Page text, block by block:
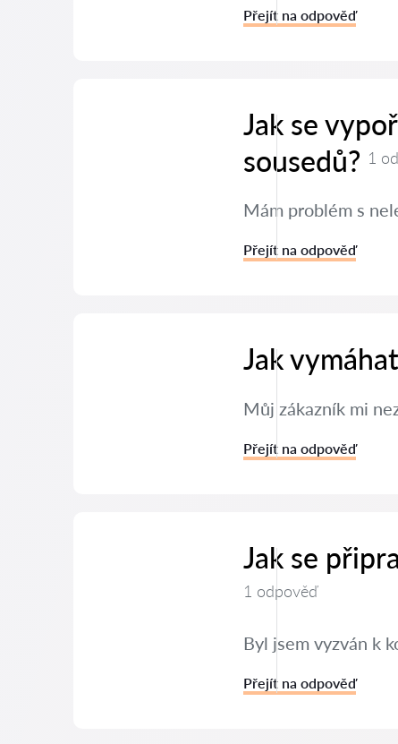
Přejít na odpověď
Jak se
sousedů? 1
Mám problém s
Přejít na odpověď
Jak
Můj zákazník mi
Přejít na odpověď
Jak se
1 odpověď
Byl jsem vyzván k
Přejít na odpověď